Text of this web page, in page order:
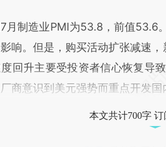
制造业PMI为53.8，前值53.6
响。但是，购买活动扩张减速
回升主要受投资者信心恢复导
商意识到美元强势而重点开发国
本文共计700字